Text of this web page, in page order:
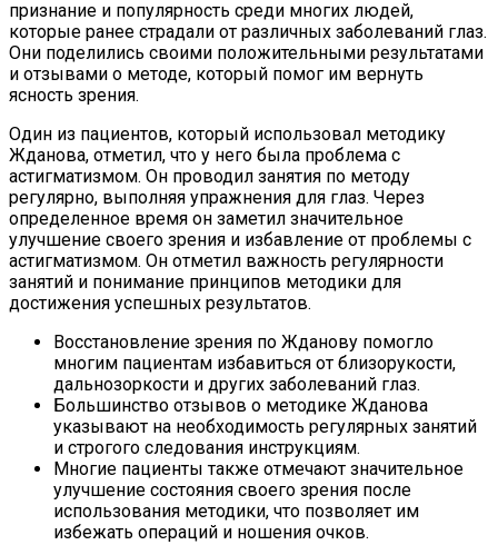
признание и популярность среди многих людей,
которые ранее страдали от различных заболеваний глаз.
Они поделились своими положительными результатами
и отзывами о методе, который помог им вернуть
ясность зрения.
Один из пациентов, который использовал методику
Жданова, отметил, что у него была проблема с
астигматизмом. Он проводил занятия по методу
регулярно, выполняя упражнения для глаз. Через
определенное время он заметил значительное
улучшение своего зрения и избавление от проблемы с
астигматизмом. Он отметил важность регулярности
занятий и понимание принципов методики для
достижения успешных результатов.
Восстановление зрения по Жданову помогло
многим пациентам избавиться от близорукости,
дальнозоркости и других заболеваний глаз.
Большинство отзывов о методике Жданова
указывают на необходимость регулярных занятий
и строгого следования инструкциям.
Многие пациенты также отмечают значительное
улучшение состояния своего зрения после
использования методики, что позволяет им
избежать операций и ношения очков.